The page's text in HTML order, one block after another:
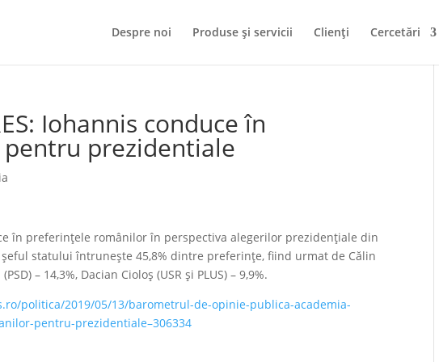
Despre noi Produse și servicii Clienți Cercetări
Iohannis conduce în
prezidentiale
în preferinţele românilor în perspectiva alegerilor prezidenţiale din
statului întruneşte 45,8% dintre preferinţe, fiind urmat de Călin
– 14,3%, Dacian Cioloş (USR şi PLUS) – 9,9%.
politica/2019/05/13/barometrul-de-opinie-publica-academia-
pentru-prezidentiale–306334